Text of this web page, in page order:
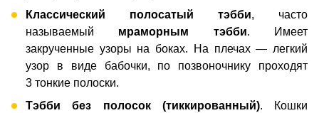
Классический
полосатый тэбби, часто
называемый мраморным тэбби. Имеет
закрученные узоры на боках. На плечах — легкий
узор в виде бабочки, по позвоночнику проходят
3 тонкие полоски.
Тэбби без полосок (тиккированный). Кошки